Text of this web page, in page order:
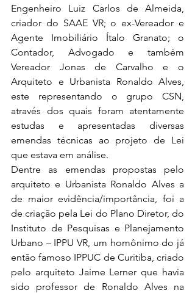
Engenheiro Luiz Carlos de Almeida,
criador do SAAE VR; o ex-Vereador e
Agente Imobiliário Ítalo Granato; o
Contador, Advogado e também
Vereador Jonas de Carvalho e o
Arquiteto e Urbanista Ronaldo Alves,
este representando o grupo CSN,
através dos quais foram atentamente
estudas e apresentadas diversas
emendas técnicas ao projeto de Lei
que estava em análise.
Dentre as emendas propostas pelo
arquiteto e Urbanista Ronaldo Alves a
de maior evidência/importância, foi a
de criação pela Lei do Plano Diretor, do
Instituto de Pesquisas e Planejamento
Urbano – IPPU VR, um homônimo do já
então famoso IPPUC de Curitiba, criado
pelo arquiteto Jaime Lerner que havia
sido professor de Ronaldo Alves na